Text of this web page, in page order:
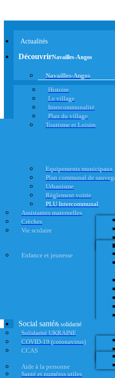
Actualités
DécouvrirNavailles-Angos
Navailles-Angos
Histoire
Le village
Intercommunalité
Plan du village
Tourisme et Loisirs
Equipements municipaux
Plan communal de
Urbanisme
Règlement voirie
PLU Intercommunal
Assistantes maternelles
Crèches
Vie scolaire
Enfance et jeunesse
Social santé& solidarité
Solidarité UKRAINE
COVID-19 (coronavirus)
CCAS
Aide à la personne
Santé et numéros utiles